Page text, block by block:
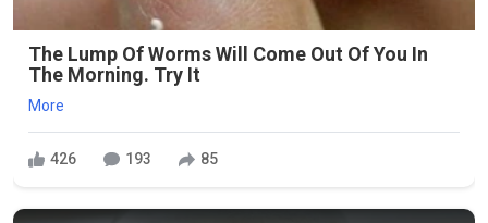
The Lump Of Worms Will Come Out Of You In
The Morning. Try It
More
426 193 85